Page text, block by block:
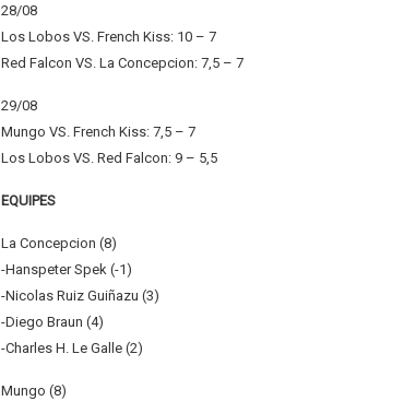
28/08
Los Lobos VS. French Kiss: 10 – 7
Red Falcon VS. La Concepcion: 7,5 – 7
29/08
Mungo VS. French Kiss: 7,5 – 7
Los Lobos VS. Red Falcon: 9 – 5,5
EQUIPES
La Concepcion (8)
-Hanspeter Spek (-1)
-Nicolas Ruiz Guiñazu (3)
-Diego Braun (4)
-Charles H. Le Galle (2)
Mungo (8)